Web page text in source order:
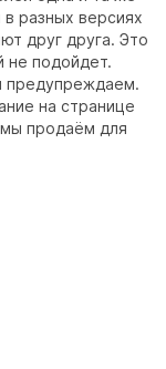
разных версиях
друг друга. Это
не подойдет.
предупреждаем.
на странице
мы продаём для